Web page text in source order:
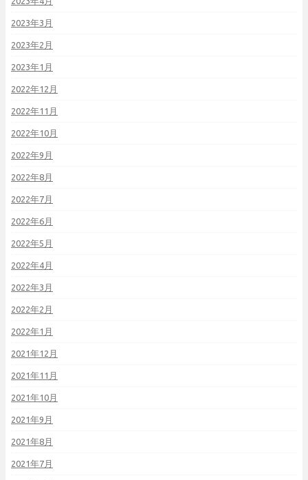
2023年3月
2023年2月
2023年1月
2022年12月
2022年11月
2022年10月
2022年9月
2022年8月
2022年7月
2022年6月
2022年5月
2022年4月
2022年3月
2022年2月
2022年1月
2021年12月
2021年11月
2021年10月
2021年9月
2021年8月
2021年7月